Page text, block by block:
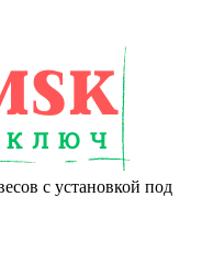
с установкой под